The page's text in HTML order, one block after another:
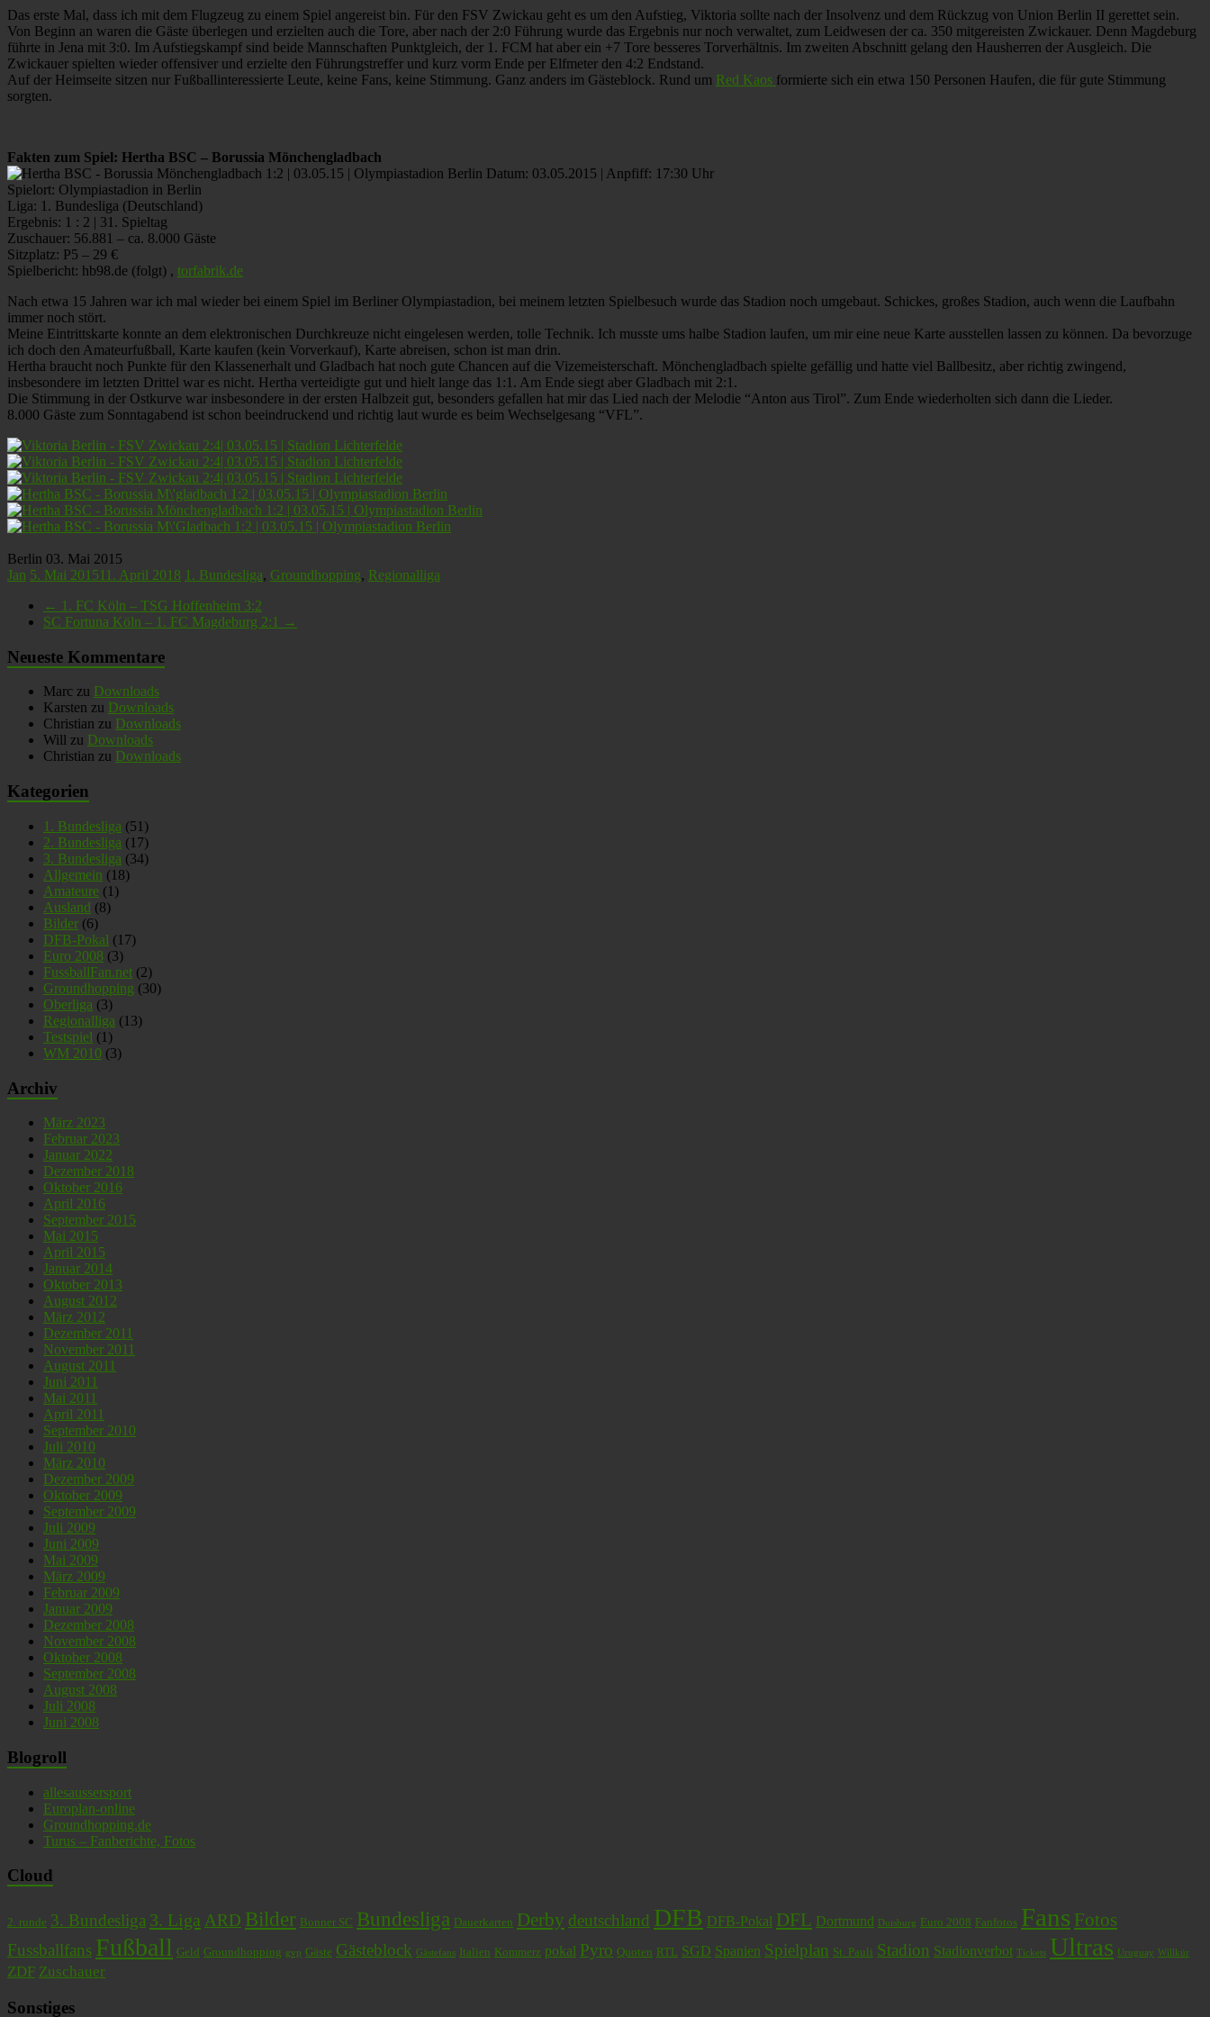
Das erste Mal, dass ich mit dem Flugzeug zu einem Spiel angereist bin. Für den FSV Zwickau geht es um den Aufstieg, Viktoria sollte nach der Insolvenz und dem Rückzug von Union Berlin II gerettet sein.
Von Beginn an waren die Gäste überlegen und erzielten auch die Tore, aber nach der 2:0 Führung wurde das Ergebnis nur noch verwaltet, zum Leidwesen der ca. 350 mitgereisten Zwickauer. Denn Magdeburg
führte in Jena mit 3:0. Im Aufstiegskampf sind beide Mannschaften Punktgleich, der 1. FCM hat aber ein +7 Tore besseres Torverhältnis. Im zweiten Abschnitt gelang den Hausherren der Ausgleich. Die
Zwickauer spielten wieder offensiver und erzielte den Führungstreffer und kurz vorm Ende per Elfmeter den 4:2 Endstand.
Auf der Heimseite sitzen nur Fußballinteressierte Leute, keine Fans, keine Stimmung. Ganz anders im Gästeblock. Rund um Red Kaos formierte sich ein etwa 150 Personen Haufen, die für gute Stimmung
sorgten.
Fakten zum Spiel: Hertha BSC – Borussia Mönchengladbach
Datum: 03.05.2015 | Anpfiff: 17:30 Uhr
Spielort: Olympiastadion in Berlin
Liga: 1. Bundesliga (Deutschland)
Ergebnis: 1 : 2 | 31. Spieltag
Zuschauer: 56.881 – ca. 8.000 Gäste
Sitzplatz: P5 – 29 €
Spielbericht: hb98.de (folgt) , torfabrik.de
Nach etwa 15 Jahren war ich mal wieder bei einem Spiel im Berliner Olympiastadion, bei meinem letzten Spielbesuch wurde das Stadion noch umgebaut. Schickes, großes Stadion, auch wenn die Laufbahn
immer noch stört.
Meine Eintrittskarte konnte an dem elektronischen Durchkreuze nicht eingelesen werden, tolle Technik. Ich musste ums halbe Stadion laufen, um mir eine neue Karte ausstellen lassen zu können. Da bevorzuge
ich doch den Amateurfußball, Karte kaufen (kein Vorverkauf), Karte abreisen, schon ist man drin.
Hertha braucht noch Punkte für den Klassenerhalt und Gladbach hat noch gute Chancen auf die Vizemeisterschaft. Mönchengladbach spielte gefällig und hatte viel Ballbesitz, aber richtig zwingend,
insbesondere im letzten Drittel war es nicht. Hertha verteidigte gut und hielt lange das 1:1. Am Ende siegt aber Gladbach mit 2:1.
Die Stimmung in der Ostkurve war insbesondere in der ersten Halbzeit gut, besonders gefallen hat mir das Lied nach der Melodie “Anton aus Tirol”. Zum Ende wiederholten sich dann die Lieder.
8.000 Gäste zum Sonntagabend ist schon beeindruckend und richtig laut wurde es beim Wechselgesang “VFL”.
Berlin 03. Mai 2015
Jan 5. Mai 201511. April 2018 1. Bundesliga, Groundhopping, Regionalliga
← 1. FC Köln – TSG Hoffenheim 3:2
SC Fortuna Köln – 1. FC Magdeburg 2:1 →
Neueste Kommentare
Marc zu Downloads
Karsten zu Downloads
Christian zu Downloads
Will zu Downloads
Christian zu Downloads
Kategorien
1. Bundesliga (51)
2. Bundesliga (17)
3. Bundesliga (34)
Allgemein (18)
Amateure (1)
Ausland (8)
Bilder (6)
DFB-Pokal (17)
Euro 2008 (3)
FussballFan.net (2)
Groundhopping (30)
Oberliga (3)
Regionalliga (13)
Testspiel (1)
WM 2010 (3)
Archiv
März 2023
Februar 2023
Januar 2022
Dezember 2018
Oktober 2016
April 2016
September 2015
Mai 2015
April 2015
Januar 2014
Oktober 2013
August 2012
März 2012
Dezember 2011
November 2011
August 2011
Juni 2011
Mai 2011
April 2011
September 2010
Juli 2010
März 2010
Dezember 2009
Oktober 2009
September 2009
Juli 2009
Juni 2009
Mai 2009
März 2009
Februar 2009
Januar 2009
Dezember 2008
November 2008
Oktober 2008
September 2008
August 2008
Juli 2008
Juni 2008
Blogroll
allesaussersport
Europlan-online
Groundhopping.de
Turus – Fanberichte, Fotos
Cloud
2. runde 3. Bundesliga 3. Liga ARD Bilder Bonner SC Bundesliga Dauerkarten Derby deutschland DFB DFB-Pokal DFL Dortmund Duisburg Euro 2008 Fanfotos Fans Fotos
Fussballfans Fußball Geld Groundhopping gvp Gäste Gästeblock Gästefans Italien Kommerz pokal Pyro Quoten RTL SGD Spanien Spielplan St. Pauli Stadion Stadionverbot Tickets Ultras Uruguay Willkür
ZDF Zuschauer
Sonstiges